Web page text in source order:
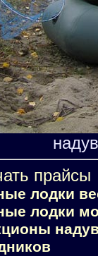
прайсы
лодки
лодки